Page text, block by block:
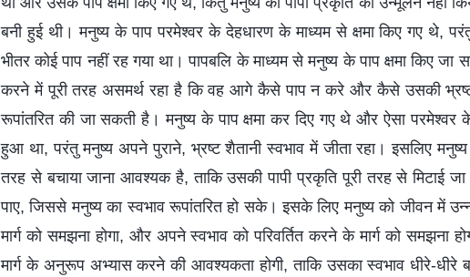
बनी हुई थी। मनुष्य के पाप परमेश्वर के देहधारण के माध्यम से क्षमा किए गए थे,
भीतर कोई पाप नहीं रह गया था। पापबलि के माध्यम से मनुष्य के पाप क्षमा किए
करने में पूरी तरह असमर्थ रहा है कि वह आगे कैसे पाप न करे और कैसे उसकी भ्रष्ट
रूपांतरित की जा सकती है। मनुष्य के पाप क्षमा कर दिए गए थे और ऐसा
हुआ था, परंतु मनुष्य अपने पुराने, भ्रष्ट शैतानी स्वभाव में जीता रहा। इसलिए
तरह से बचाया जाना आवश्यक है, ताकि उसकी पापी प्रकृति पूरी तरह से मिटाई
पाए, जिससे मनुष्य का स्वभाव रूपांतरित हो सके। इसके लिए मनुष्य को जीवन में
मार्ग को समझना होगा, और अपने स्वभाव को परिवर्तित करने के मार्ग को समझना
मार्ग के अनुरूप अभ्यास करने की आवश्यकता होगी, ताकि उसका स्वभाव धीरे-